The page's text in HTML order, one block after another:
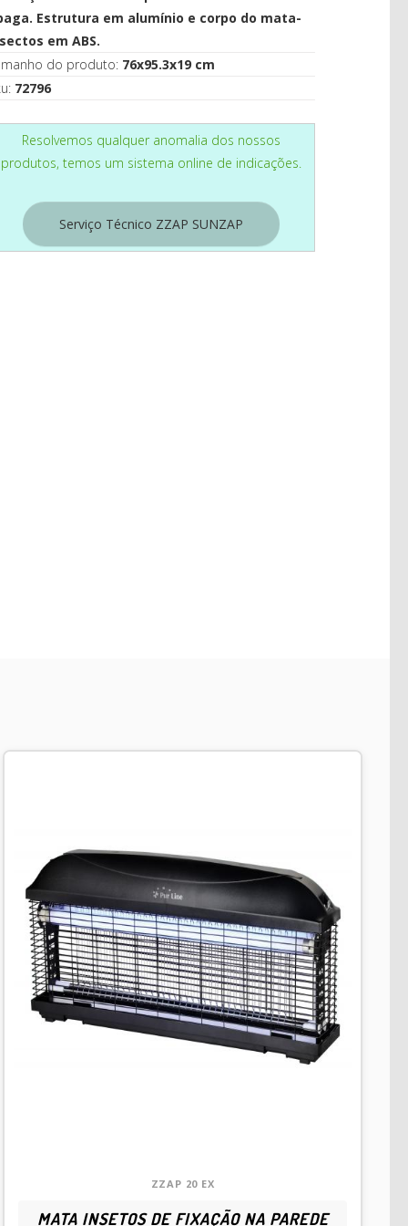
CASA
Estrutura em alumínio e corpo do mata-
em ABS.
do produto: 76x95.3x19 cm
72796
Resolvemos qualquer anomalia dos nossos
produtos, temos um sistema online de indicações.
Serviço Técnico ZZAP SUNZAP
ZZAP 20 EX
MATA INSETOS DE FIXAÇÃO NA PAREDE